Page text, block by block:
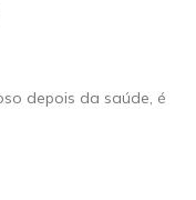
depois da saúde, é